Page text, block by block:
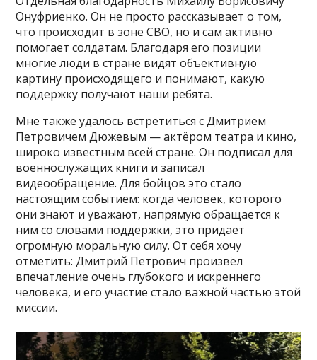
Онуфриенко. Он не просто рассказывает о том,
что происходит в зоне СВО, но и сам активно
помогает солдатам. Благодаря его позиции
многие люди в стране видят объективную
картину происходящего и понимают, какую
поддержку получают наши ребята.
Мне также удалось встретиться с Дмитрием
Петровичем Дюжевым — актёром театра и кино,
широко известным всей стране. Он подписал для
военнослужащих книги и записал
видеообращение. Для бойцов это стало
настоящим событием: когда человек, которого
они знают и уважают, напрямую обращается к
ним со словами поддержки, это придаёт
огромную моральную силу. От себя хочу
отметить: Дмитрий Петрович произвёл
впечатление очень глубокого и искреннего
человека, и его участие стало важной частью этой
миссии.